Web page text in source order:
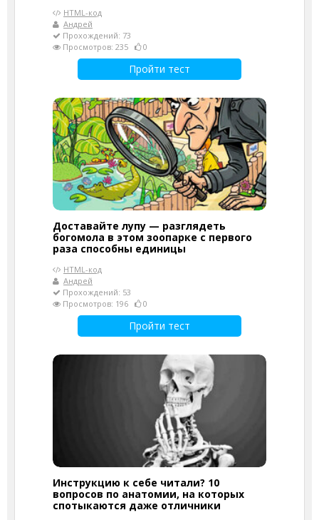
HTML-код
Андрей
Прохождений: 73
Просмотров: 235
0
Пройти тест
Доставайте лупу — разглядеть
богомола в этом зоопарке с первого
раза способны единицы
HTML-код
Андрей
Прохождений: 53
Просмотров: 196
0
Пройти тест
Инструкцию к себе читали? 10
вопросов по анатомии, на которых
спотыкаются даже отличники